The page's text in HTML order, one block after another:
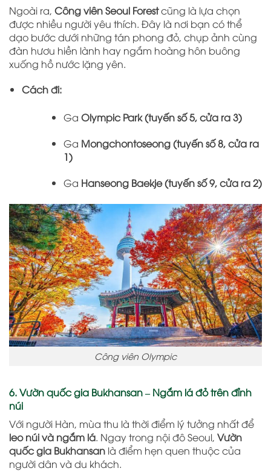
Ngoài ra, Công viên Seoul Forestcũng là lựa chọn
được nhiều người yêu thích. Đây là nơi bạn có thể
dạo bước dưới những tán phong đỏ, chụp ảnh cùng
đàn hươu hiền lành hay ngắm hoàng hôn buông
xuống hồ nước lặng yên.
Cách đi:
Ga Olympic Park (tuyến số 5, cửa ra 3)
Ga Mongchontoseong (tuyến số 8, cửa ra
1)
Ga Hanseong Baekje (tuyến số 9, cửa ra 2)
Công viên Olympic
6. Vườn quốc gia Bukhansan – Ngắm lá đỏ trên đỉnh
núi
Với người Hàn, mùa thu là thời điểm lý tưởng nhất để
leo núi và ngắm lá. Ngay trong nội đô Seoul, Vườn
quốc gia Bukhansan là điểm hẹn quen thuộc của
người dân và du khách.